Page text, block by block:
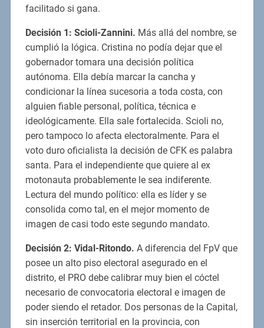
facilitado si gana.
Decisión 1: Scioli-Zannini. Más allá del nombre, se
cumplió la lógica. Cristina no podía dejar que el
gobernador tomara una decisión política
autónoma. Ella debía marcar la cancha y
condicionar la línea sucesoria a toda costa, con
alguien fiable personal, política, técnica e
ideológicamente. Ella sale fortalecida. Scioli no,
pero tampoco lo afecta electoralmente. Para el
voto duro oficialista la decisión de CFK es palabra
santa. Para el independiente que quiere al ex
motonauta probablemente le sea indiferente.
Lectura del mundo político: ella es líder y se
consolida como tal, en el mejor momento de
imagen de casi todo este segundo mandato.
Decisión 2: Vidal-Ritondo. A diferencia del FpV que
posee un alto piso electoral asegurado en el
distrito, el PRO debe calibrar muy bien el cóctel
necesario de convocatoria electoral e imagen de
poder siendo el retador. Dos personas de la Capital,
sin inserción territorial en la provincia, con